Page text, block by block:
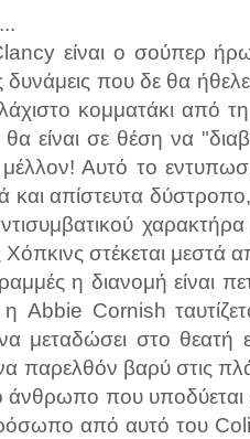
...
είναι ο σούπερ
δυνάμεις που δε θα
κομματάκι από
θα είναι σε θέση να
Αυτό το
και απίστευτα
στέκεται μεστά
η διανομή
Abbie Cornish
μεταδώσει στο θεατή
παρελθόν βαρύ στις
άνθρωπο που
από αυτό του